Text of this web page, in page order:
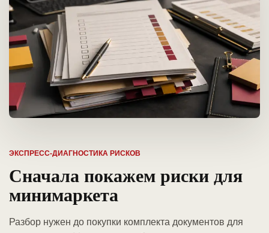
ЭКСПРЕСС-ДИАГНОСТИКА РИСКОВ
Сначала покажем риски для
минимаркета
Разбор нужен до покупки комплекта документов для